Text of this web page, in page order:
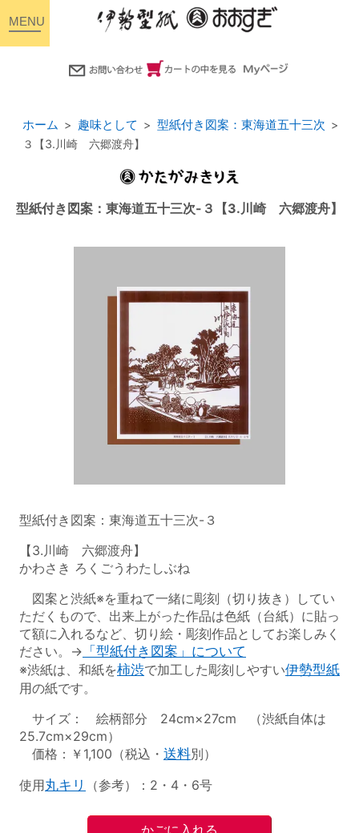
ホーム 趣味として 型紙付き図案：東海道五十三次
３【3.川崎 六郷渡舟】
型紙付き図案：東海道五十三次-３【3.川崎 六郷渡舟】
型紙付き図案：東海道五十三次-３
【3.川崎 六郷渡舟】
かわさき ろくごうわたしぶね
図案と渋紙※を重ねて一緒に彫刻（切り抜き）してい
ただくもので、出来上がった作品は色紙（台紙）に貼っ
て額に入れるなど、切り絵・彫刻作品としてお楽しみく
ださい。→ 「型紙付き図案」について
※渋紙は、和紙を柿渋で加工した彫刻しやすい伊勢型紙
用の紙です。
サイズ： 絵柄部分 24cm×27cm （渋紙自体は
25.7cm×29cm）
価格：￥1,100（税込・ 送料別）
使用丸キリ （参考）：2・4・6号
toggle
navigation